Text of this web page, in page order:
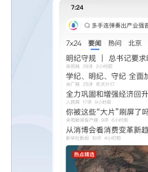
附加信息 [Processed Page